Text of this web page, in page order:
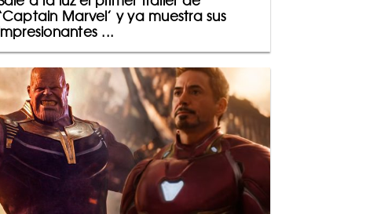
Marvel’ y ya muestra sus
...